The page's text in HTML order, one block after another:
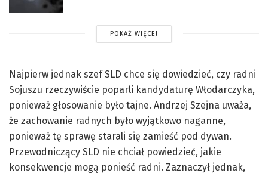
POKAŻ WIĘCEJ
Najpierw jednak szef SLD chce się dowiedzieć, czy radni
Sojuszu rzeczywiście poparli kandydaturę Włodarczyka,
ponieważ głosowanie było tajne. Andrzej Szejna uważa,
że zachowanie radnych było wyjątkowo naganne,
ponieważ tę sprawę starali się zamieść pod dywan.
Przewodniczący SLD nie chciał powiedzieć, jakie
konsekwencje mogą ponieść radni. Zaznaczył jednak,